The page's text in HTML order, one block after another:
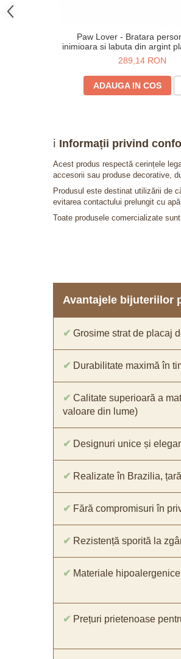
Paw Lover - Bratara
inimioara si labuta din argint
galben 24K - snur
289,14 RON
ADAUGA IN COS
ℹ️ Informații privind
Acest produs respectă cerințele
accesorii sau produse decorative,
Produsul este destinat utilizării de
evitarea contactului prelungit cu
Toate produsele comercializate
Avantajele bijuteriilor
✔ Grosime strat de placaj
✔ Durabilitate maximă în
✔ Calitate superioară a
valoare din lume)
✔ Designuri unice și
✔ Realizate în Brazilia,
✔ Fără compromisuri în
✔ Rezistență sporită la
✔ Materiale
✔ Prețuri prietenoase